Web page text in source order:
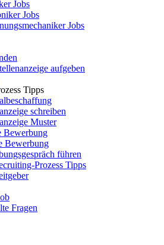
Jobs
Jobs
Jobs
aufgeben
Tipps
schreiben
Muster
Bewerbung
Bewerbung
führen
Prozess Tipps
Fragen